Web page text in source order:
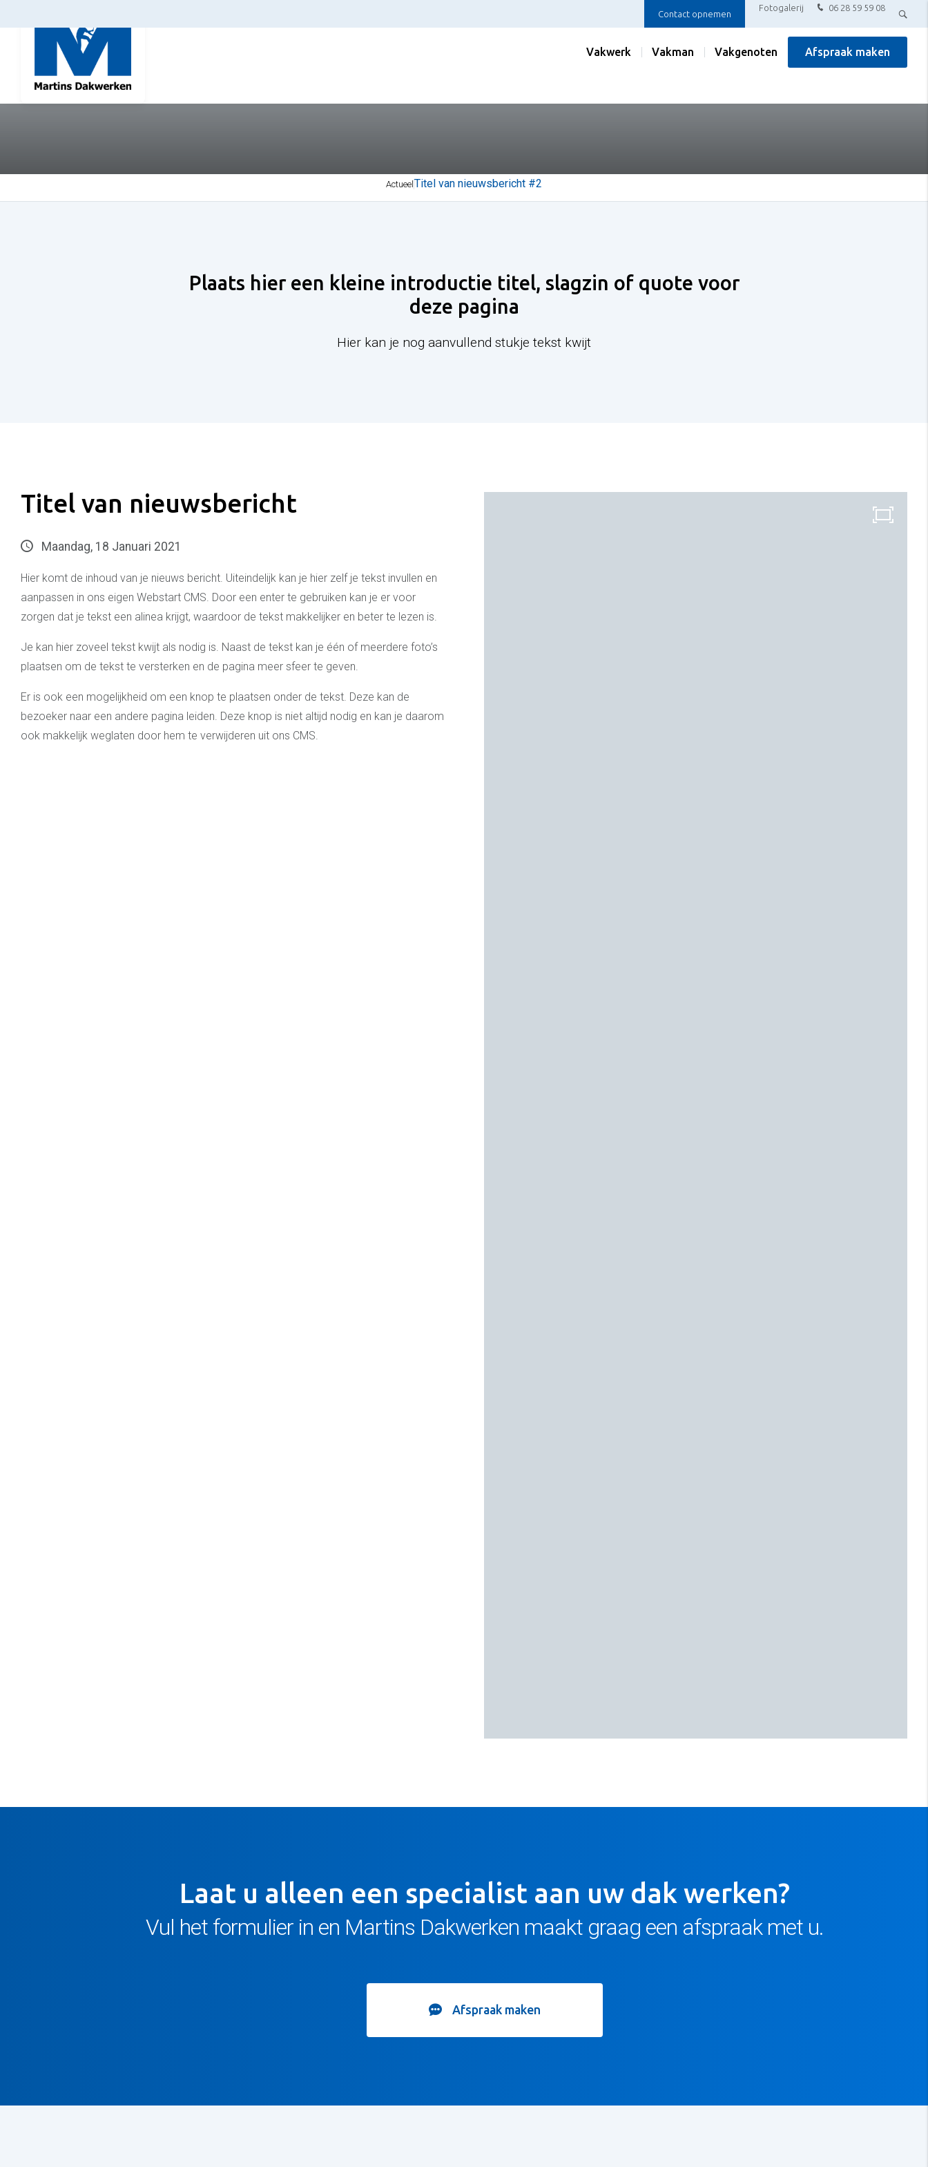
06 28 59 59 08
Contact opnemen
Fotogalerij
Vakwerk Vakman Vakgenoten Afspraak maken
ActueelTitel van nieuwsbericht #2
Plaats hier een kleine introductie titel, slagzin of quote voor
deze pagina
Hier kan je nog aanvullend stukje tekst kwijt
Titel van nieuwsbericht
Maandag, 18 Januari 2021
Hier komt de inhoud van je nieuws bericht. Uiteindelijk kan je hier zelf je tekst invullen en
aanpassen in ons eigen Webstart CMS. Door een enter te gebruiken kan je er voor
zorgen dat je tekst een alinea krijgt, waardoor de tekst makkelijker en beter te lezen is.
Je kan hier zoveel tekst kwijt als nodig is. Naast de tekst kan je één of meerdere foto’s
plaatsen om de tekst te versterken en de pagina meer sfeer te geven.
Er is ook een mogelijkheid om een knop te plaatsen onder de tekst. Deze kan de
bezoeker naar een andere pagina leiden. Deze knop is niet altijd nodig en kan je daarom
ook makkelijk weglaten door hem te verwijderen uit ons CMS.
Laat u alleen een specialist aan uw dak werken?
Vul het formulier in en Martins Dakwerken maakt graag een afspraak met u.
Afspraak maken